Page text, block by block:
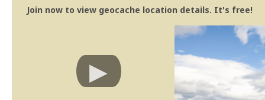
Join now to view geocache location details. It's free!